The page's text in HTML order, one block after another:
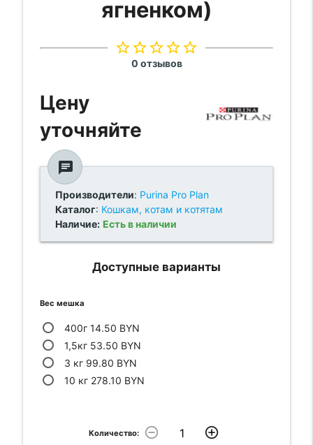
ягненком)
star_borderstar_borderstar_borderstar_borderstar_border
0 отзывов
Цену
уточняйте
chat
Производители: Purina Pro Plan
Каталог: Кошкам, котам и котятам
Наличие: Есть в наличии
Доступные варианты
Вес мешка
400г 14.50 BYN
1,5кг 53.50 BYN
3 кг 99.80 BYN
10 кг 278.10 BYN
Количество: remove_circle_outline add_circle_outline